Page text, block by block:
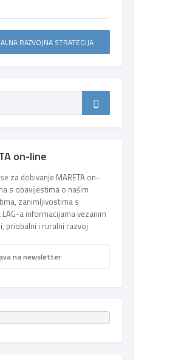
RAZVOJNA STRATEGIJA
on-line
za dobivanje MARETA on-
s obavijestima o našim
zanimljivostima s
a informacijama vezanim
priobalni i ruralni razvoj
na newsletter